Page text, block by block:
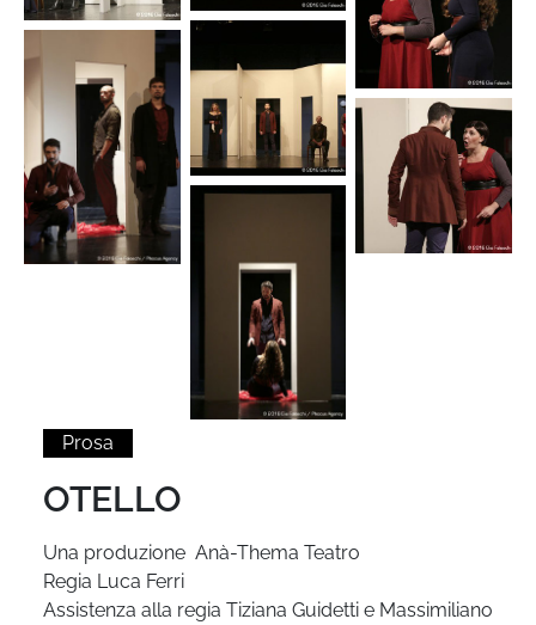
Prosa
OTELLO
Una produzione Anà-Thema Teatro
Regia Luca Ferri
Assistenza alla regia Tiziana Guidetti e Massimiliano